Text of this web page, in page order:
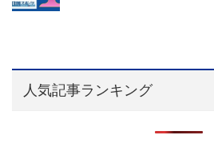
人気記事ランキング